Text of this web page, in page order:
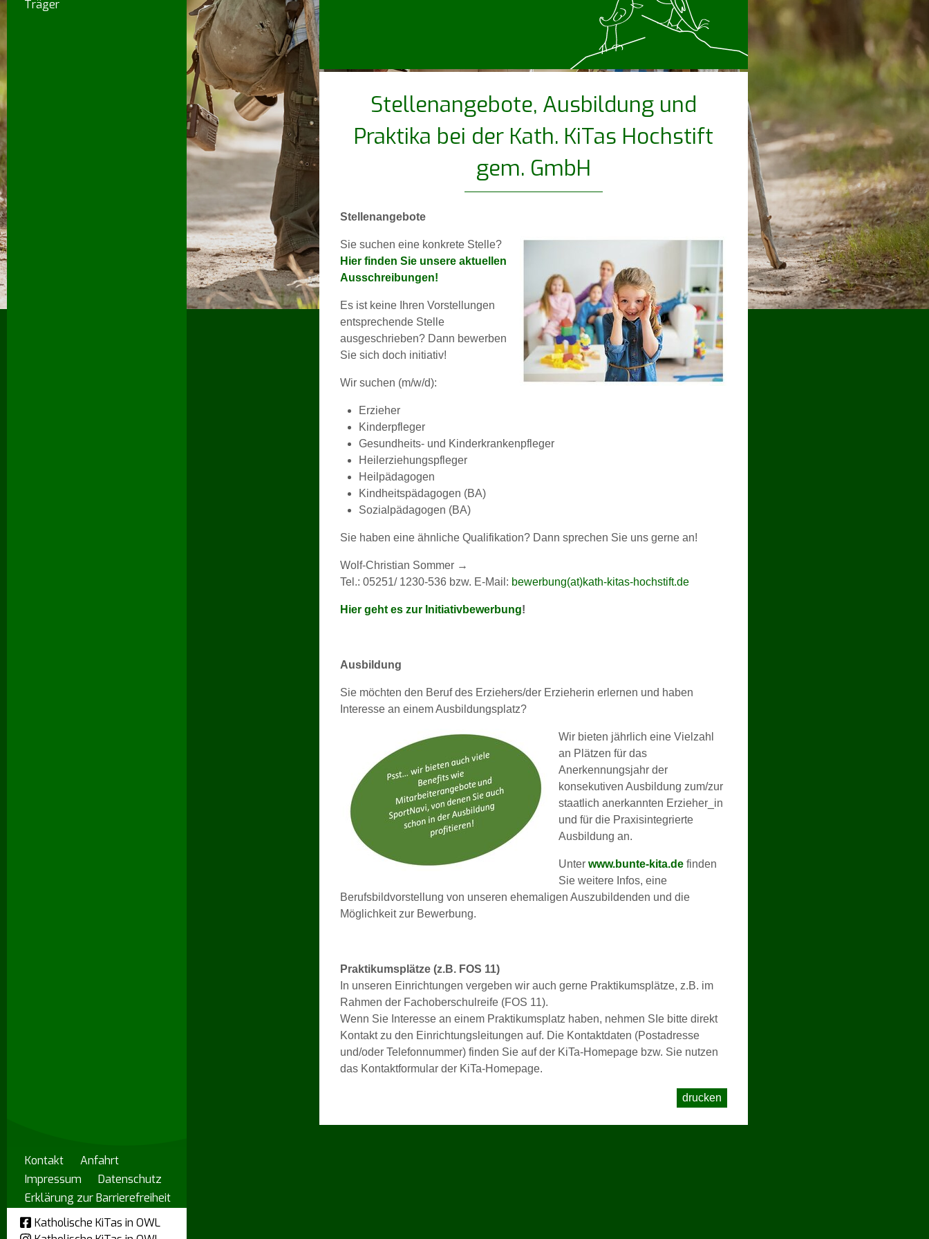
Träger
Kontakt
Anfahrt
Impressum
Datenschutz
Erklärung zur Barrierefreiheit
Katholische KiTas in OWL
Stellenangebote, Ausbildung und
Praktika bei der Kath. KiTas Hochstift
gem. GmbH
Stellenangebote
Sie suchen eine konkrete Stelle?
Hier finden Sie unsere aktuellen
Ausschreibungen!
Es ist keine Ihren Vorstellungen
entsprechende Stelle
ausgeschrieben? Dann bewerben
Sie sich doch initiativ!
Wir suchen (m/w/d):
Erzieher
Kinderpfleger
Gesundheits- und Kinderkrankenpfleger
Heilerziehungspfleger
Heilpädagogen
Kindheitspädagogen (BA)
Sozialpädagogen (BA)
Sie haben eine ähnliche Qualifikation? Dann sprechen Sie uns gerne an!
Wolf-Christian Sommer →
Tel.: 05251/ 1230-536 bzw. E-Mail: bewerbung(at)kath-kitas-hochstift.de
Hier geht es zur Initiativbewerbung!
Ausbildung
Sie möchten den Beruf des Erziehers/der Erzieherin erlernen und haben
Interesse an einem Ausbildungsplatz?
Wir bieten jährlich eine Vielzahl
an Plätzen für das
Anerkennungsjahr der
konsekutiven Ausbildung zum/zur
staatlich anerkannten Erzieher_in
und für die Praxisintegrierte
Ausbildung an.
Unter www.bunte-kita.de finden
Sie weitere Infos, eine
Berufsbildvorstellung von unseren ehemaligen Auszubildenden und die
Möglichkeit zur Bewerbung.
Praktikumsplätze (z.B. FOS 11)
In unseren Einrichtungen vergeben wir auch gerne Praktikumsplätze, z.B. im
Rahmen der Fachoberschulreife (FOS 11).
Wenn Sie Interesse an einem Praktikumsplatz haben, nehmen SIe bitte direkt
Kontakt zu den Einrichtungsleitungen auf. Die Kontaktdaten (Postadresse
und/oder Telefonnummer) finden Sie auf der KiTa-Homepage bzw. Sie nutzen
das Kontaktformular der KiTa-Homepage.
drucken